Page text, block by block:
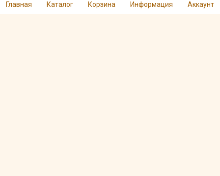
Главная Каталог Корзина Информация Аккаунт